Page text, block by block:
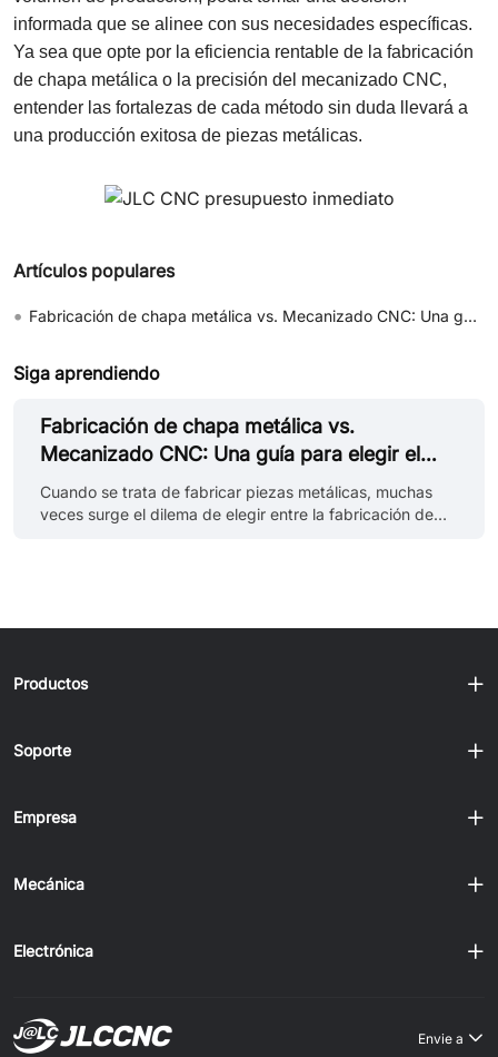
informada que se alinee con sus necesidades específicas.
Ya sea que opte por la eficiencia rentable de la fabricación
de chapa metálica o la precisión del mecanizado CNC,
entender las fortalezas de cada método sin duda llevará a
una producción exitosa de piezas metálicas.
Artículos populares
• Fabricación de chapa metálica vs. Mecanizado CNC: Una guía para elegir el método adecuado para sus piezas metálicas
Siga aprendiendo
Fabricación de chapa metálica vs.
Mecanizado CNC: Una guía para elegir el
método adecuado para sus piezas metálicas
Cuando se trata de fabricar piezas metálicas, muchas
veces surge el dilema de elegir entre la fabricación de
costos y el volumen de producción. En este artículo,
tomar una decisión inf......
Productos
Soporte
Empresa
Mecánica
Electrónica
Envie a